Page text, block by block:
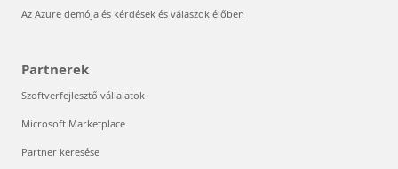
Az Azure demója és kérdések és válaszok élőben
Partnerek
Szoftverfejlesztő vállalatok
Microsoft Marketplace
Partner keresése